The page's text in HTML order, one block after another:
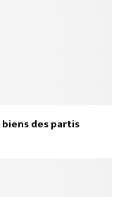
des partis